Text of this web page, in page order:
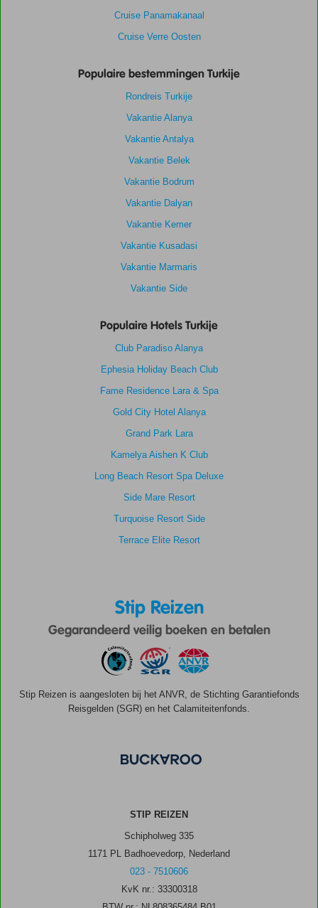
Cruise Panamakanaal
Cruise Verre Oosten
Populaire bestemmingen Turkije
Rondreis Turkije
Vakantie Alanya
Vakantie Antalya
Vakantie Belek
Vakantie Bodrum
Vakantie Dalyan
Vakantie Kemer
Vakantie Kusadasi
Vakantie Marmaris
Vakantie Side
Populaire Hotels Turkije
Club Paradiso Alanya
Ephesia Holiday Beach Club
Fame Residence Lara & Spa
Gold City Hotel Alanya
Grand Park Lara
Kamelya Aishen K Club
Long Beach Resort Spa Deluxe
Side Mare Resort
Turquoise Resort Side
Terrace Elite Resort
Stip Reizen
Gegarandeerd veilig boeken en betalen
Stip Reizen is aangesloten bij het ANVR, de Stichting Garantiefonds
Reisgelden (SGR) en het Calamiteitenfonds.
STIP REIZEN
Schipholweg 335
1171 PL Badhoevedorp, Nederland
023 - 7510606
KvK nr.: 33300318